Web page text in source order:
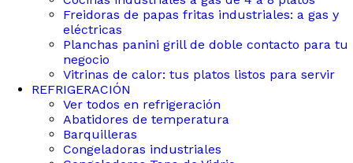
Freidoras de papas fritas industriales: a gas y
eléctricas
Planchas panini grill de doble contacto para tu
negocio
Vitrinas de calor: tus platos listos para servir
REFRIGERACIÓN
Ver todos en refrigeración
Abatidores de temperatura
Barquilleras
Congeladoras industriales